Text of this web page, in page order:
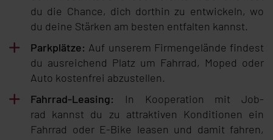
du die Chan­ce, dich dort­hin zu ent­wi­ckeln, wo
du dei­ne Stär­ken am bes­ten ent­fal­ten kannst.
Park­plät­ze: Auf un­se­rem Fir­men­ge­län­de fin­dest
du aus­rei­chend Platz um Fahr­rad, Mo­ped oder
Au­to kos­ten­frei ab­zu­stel­len.
Fahr­rad-Lea­sing: In Ko­ope­ra­ti­on mit Job­
rad kannst du zu at­trak­ti­ven Kon­di­tio­nen ein
Fahr­rad oder E-Bi­ke lea­sen und da­mit fah­ren,